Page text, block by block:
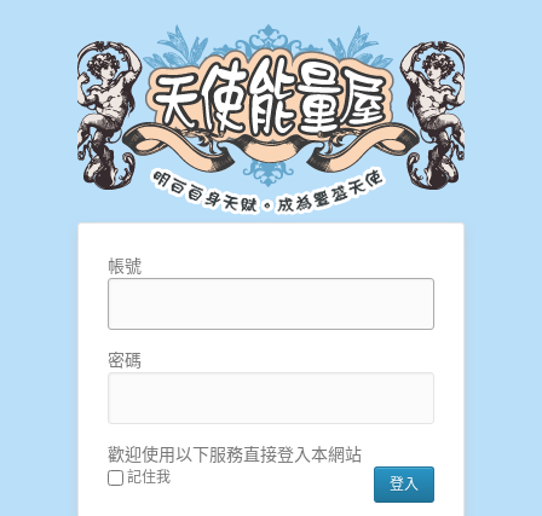
帳號
密碼
歡迎使用以下服務直接登入本網站
記住我